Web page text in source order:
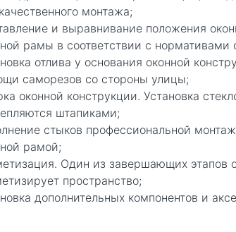
монтажа;
и выравнивание положения
рамы в соответствии с нормативами
отлива у основания оконной
саморезов со стороны улицы;
оконной конструкции. Установка
штапиками;
стыков профессиональной
рамой;
Один из завершающих этапов
пространство;
дополнительных компонентов и